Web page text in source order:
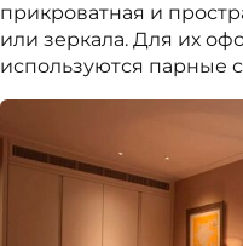
прикроватная и
или зеркала. Для их
используются парные